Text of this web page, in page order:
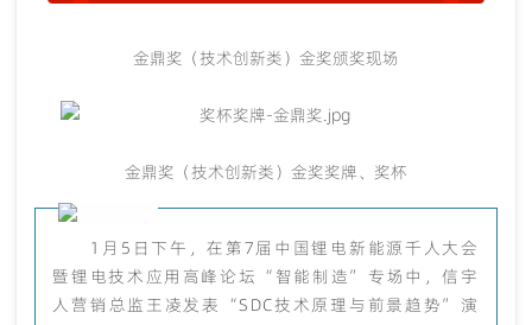
金鼎奖（技术创新类）金奖颁奖现场
金鼎奖（技术创新类）金奖奖牌、奖杯
1月5日下午，在第7届中国锂电新能源千人大会
暨锂电技术应用高峰论坛“智能制造”专场中，信宇
人营销总监王凌发表“SDC技术原理与前景趋势”演